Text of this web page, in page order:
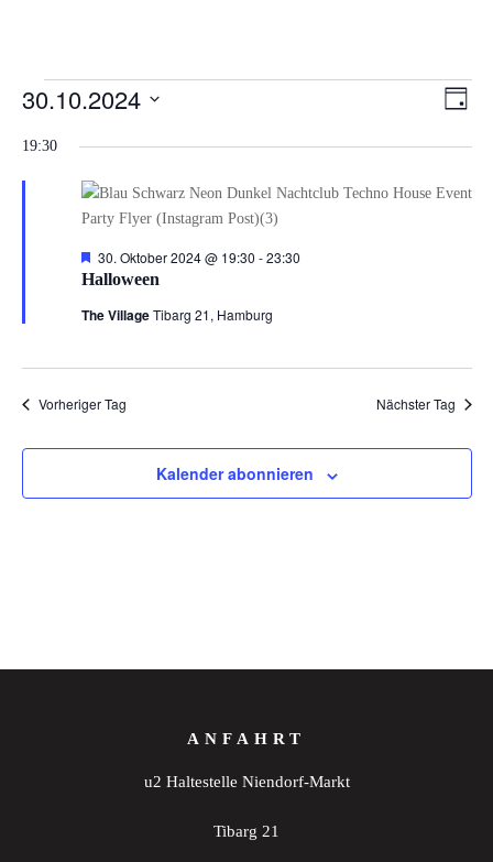
Veranstaltungen
30.
Oktober
2024
Tag
30.10.2024
wählen.
19:30
Halloween
Hervorgehoben
30. Oktober 2024 @ 19:30 -23:30
The VillageTibarg 21, Hamburg
Vorheriger Tag Nächster Tag
Kalender abonnieren
ANFAHRT
u2 Haltestelle Niendorf-Markt
Tibarg 21